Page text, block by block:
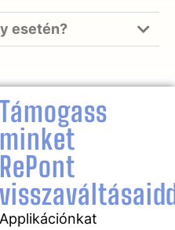
esetén?
Támogass
minket
RePont
Applikációnkat